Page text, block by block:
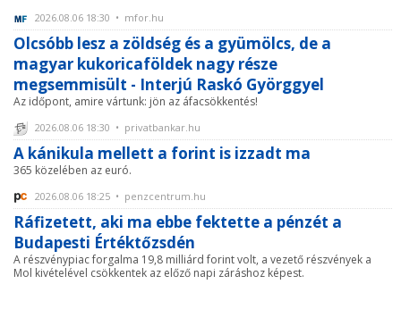
2026.08.06 18:30 • mfor.hu
Olcsóbb lesz a zöldség és a gyümölcs, de a
magyar kukoricaföldek nagy része
megsemmisült - Interjú Raskó Györggyel
Az időpont, amire vártunk: jön az áfacsökkentés!
2026.08.06 18:30 • privatbankar.hu
A kánikula mellett a forint is izzadt ma
365 közelében az euró.
2026.08.06 18:25 • penzcentrum.hu
Ráfizetett, aki ma ebbe fektette a pénzét a
Budapesti Értéktőzsdén
A részvénypiac forgalma 19,8 milliárd forint volt, a vezető részvények a
Mol kivételével csökkentek az előző napi záráshoz képest.